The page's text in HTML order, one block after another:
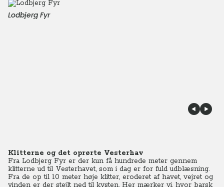
Lodbjerg Fyr
Klitterne og det oprørte Vesterhav
Fra Lodbjerg Fyr er der kun få hundrede meter gennem
klitterne ud til Vesterhavet, som i dag er for fuld udblæsning.
Fra de op til 10 meter høje klitter, eroderet af havet, vejret og
vinden er der stejlt ned til kysten. Her mærker vi, hvor barsk